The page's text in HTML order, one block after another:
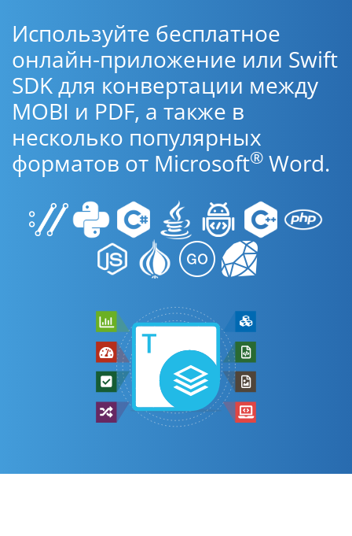
Используйте бесплатное
онлайн-приложение или Swift
SDK для конвертации между
MOBI и PDF, а также в
несколько популярных
форматов от Microsoft® Word.